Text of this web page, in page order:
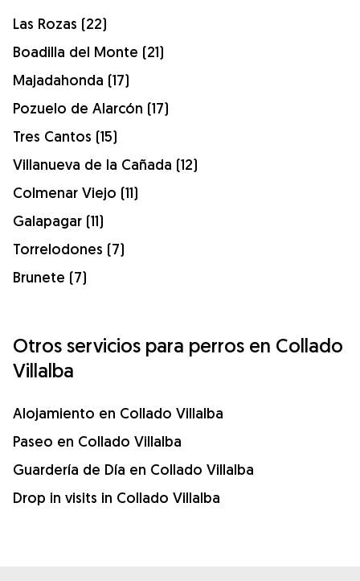
Las Rozas (22)
Boadilla del Monte (21)
Majadahonda (17)
Pozuelo de Alarcón (17)
Tres Cantos (15)
Villanueva de la Cañada (12)
Colmenar Viejo (11)
Galapagar (11)
Torrelodones (7)
Brunete (7)
Otros servicios para perros en Collado
Villalba
Alojamiento en Collado Villalba
Paseo en Collado Villalba
Guardería de Día en Collado Villalba
Drop in visits in Collado Villalba